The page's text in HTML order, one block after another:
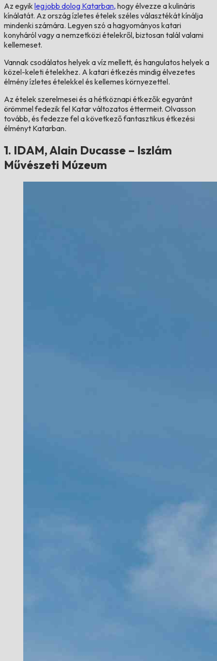
Az egyik legjobb dolog Katarban, hogy élvezze a kulináris
kínálatát. Az ország ízletes ételek széles választékát kínálja
mindenki számára. Legyen szó a hagyományos katari
konyháról vagy a nemzetközi ételekről, biztosan talál valami
kellemeset.
Vannak csodálatos helyek a víz mellett, és hangulatos helyek a
közel-keleti ételekhez. A katari étkezés mindig élvezetes
élmény ízletes ételekkel és kellemes környezettel.
Az ételek szerelmesei és a hétköznapi étkezők egyaránt
örömmel fedezik fel Katar változatos éttermeit. Olvasson
tovább, és fedezze fel a következő fantasztikus étkezési
élményt Katarban.
1. IDAM, Alain Ducasse – Iszlám
Művészeti Múzeum